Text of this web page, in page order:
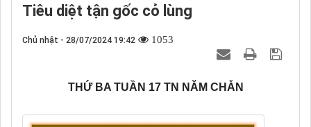
Tiêu diệt tận gốc cỏ lùng
Chủ nhật - 28/07/2024 19:42 1053
THỨ BA TUẦN 17 TN NĂM CHẴN